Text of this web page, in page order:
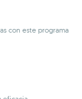
con este programa